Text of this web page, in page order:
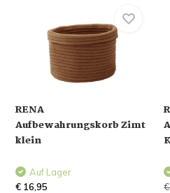
RENA
Aufbewahrungskorb Zimt
klein
Auf Lager
€ 16,95